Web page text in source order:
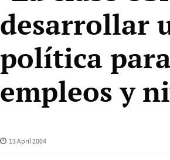
desarrollar
política
empleos y
13 April 2004